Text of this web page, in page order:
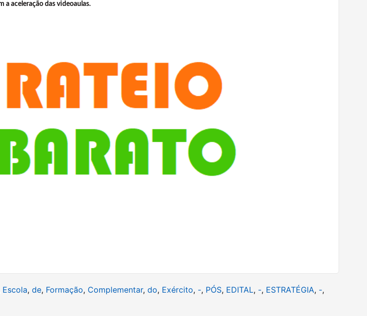
a aceleração das videoaulas.
Escola, de, Formação, Complementar, do, Exército, -, PÓS, EDITAL, -, ESTRATÉGIA, -,